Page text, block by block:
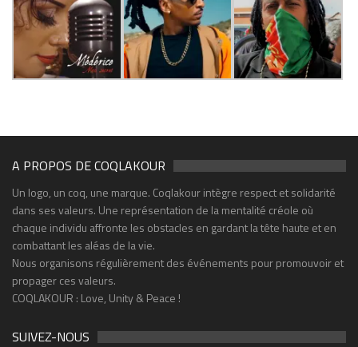
A PROPOS DE COQLAKOUR
Un logo, un coq, une marque. Coqlakour intègre respect et solidarité
dans ses valeurs. Une représentation de la mentalité créole où
chaque individu affronte les obstacles en gardant la tête haute et en
combattant les aléas de la vie.
Nous organisons régulièrement des événements pour promouvoir et
propager ces valeurs.
COQLAKOUR : Love, Unity & Peace !
SUIVEZ-NOUS